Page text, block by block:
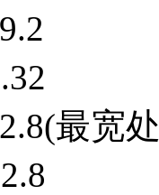
最宽